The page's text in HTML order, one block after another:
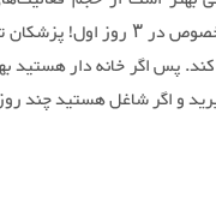
استراحت را در اولویت قرار
پس اگر خانه دار هستید
و اگر شاغل هستید چند